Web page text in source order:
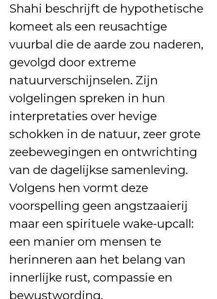
Shahi beschrijft de hypothetische
komeet als een reusachtige
vuurbal die de aarde zou naderen,
gevolgd door extreme
natuurverschijnselen. Zijn
volgelingen spreken in hun
interpretaties over hevige
schokken in de natuur, zeer grote
zeebewegingen en ontwrichting
van de dagelijkse samenleving.
Volgens hen vormt deze
voorspelling geen angstzaaierij
maar een spirituele wake-upcall:
een manier om mensen te
herinneren aan het belang van
innerlijke rust, compassie en
bewustwording.